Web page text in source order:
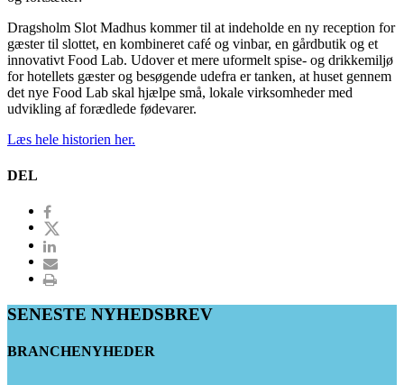
Dragsholm Slot Madhus kommer til at indeholde en ny reception for
gæster til slottet, en kombineret café og vinbar, en gårdbutik og et
innovativt Food Lab. Udover et mere uformelt spise- og drikkemiljø
for hotellets gæster og besøgende udefra er tanken, at huset gennem
det nye Food Lab skal hjælpe små, lokale virksomheder med
udvikling af forædlede fødevarer.
Læs hele historien her.
DEL
SENESTE NYHEDSBREV
BRANCHENYHEDER